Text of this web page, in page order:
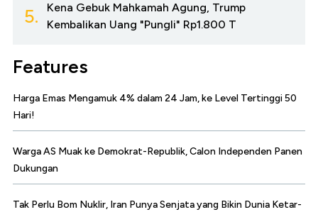
5.
Kena Gebuk Mahkamah Agung, Trump
Kembalikan Uang "Pungli" Rp1.800 T
Features
Harga Emas Mengamuk 4% dalam 24 Jam, ke Level Tertinggi 50
Hari!
Warga AS Muak ke Demokrat-Republik, Calon Independen Panen
Dukungan
Tak Perlu Bom Nuklir, Iran Punya Senjata yang Bikin Dunia Ketar-